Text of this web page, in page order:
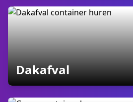
Dakafvalcontainers